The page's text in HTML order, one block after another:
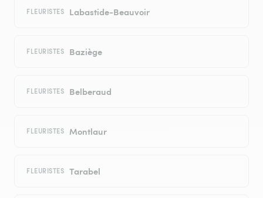
FLEURISTES Labastide-Beauvoir
FLEURISTES Baziège
FLEURISTES Belberaud
FLEURISTES Montlaur
FLEURISTES Tarabel